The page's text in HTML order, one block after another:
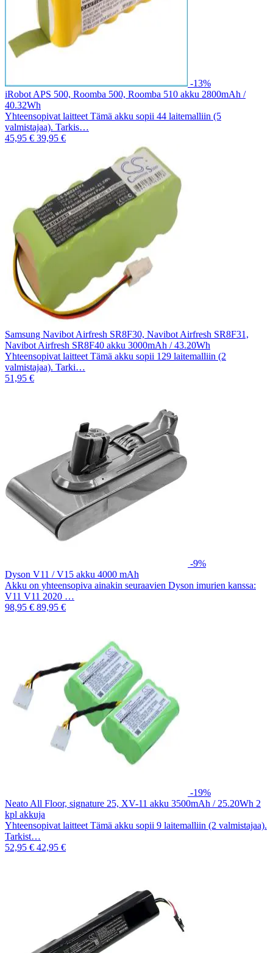
-13%
iRobot APS 500, Roomba 500, Roomba 510 akku 2800mAh /
40.32Wh
Yhteensopivat laitteet Tämä akku sopii 44 laitemalliin (5
valmistajaa). Tarkis…
45,95 € 39,95 €
Samsung Navibot Airfresh SR8F30, Navibot Airfresh SR8F31,
Navibot Airfresh SR8F40 akku 3000mAh / 43.20Wh
Yhteensopivat laitteet Tämä akku sopii 129 laitemalliin (2
valmistajaa). Tarki…
51,95 €
-9%
Dyson V11 / V15 akku 4000 mAh
Akku on yhteensopiva ainakin seuraavien Dyson imurien kanssa:
V11 V11 2020 …
98,95 € 89,95 €
-19%
Neato All Floor, signature 25, XV-11 akku 3500mAh / 25.20Wh 2
kpl akkuja
Yhteensopivat laitteet Tämä akku sopii 9 laitemalliin (2 valmistajaa).
Tarkist…
52,95 € 42,95 €